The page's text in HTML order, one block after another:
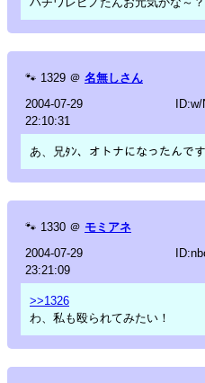
🐾 1329 ＠ 名無しさん
2004-07-29
22:10:31
ID:w/
あ、兄ﾀﾝ、オトナになったんで
🐾 1330 ＠ モミアネ
2004-07-29
23:21:09
>>1326
わ、私も殴られてみたい！